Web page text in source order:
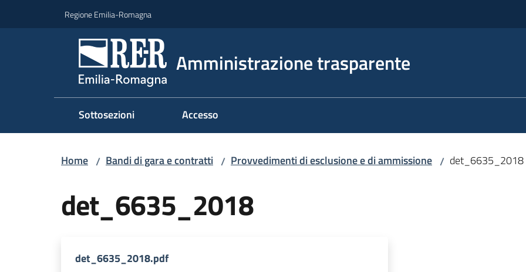
Regione Emilia-Romagna
Amministrazione trasparente
Sottosezioni Accesso
Home / Bandi di gara e contratti / Provvedimenti di esclusione e di ammissione / det_6635_2018
det_6635_2018
det_6635_2018.pdf